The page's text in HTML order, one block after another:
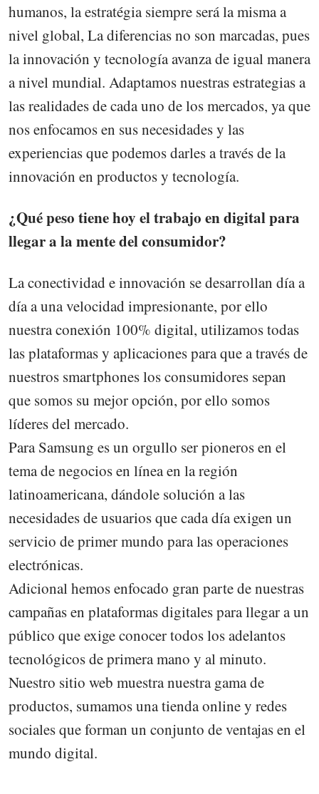
humanos, la estratégia siempre será la misma a
nivel global, La diferencias no son marcadas, pues
la innovación y tecnología avanza de igual manera
a nivel mundial. Adaptamos nuestras estrategias a
las realidades de cada uno de los mercados, ya que
nos enfocamos en sus necesidades y las
experiencias que podemos darles a través de la
innovación en productos y tecnología.
¿Qué peso tiene hoy el trabajo en digital para
llegar a la mente del consumidor?
La conectividad e innovación se desarrollan día a
día a una velocidad impresionante, por ello
nuestra conexión 100% digital, utilizamos todas
las plataformas y aplicaciones para que a través de
nuestros smartphones los consumidores sepan
que somos su mejor opción, por ello somos
líderes del mercado.
Para Samsung es un orgullo ser pioneros en el
tema de negocios en línea en la región
latinoamericana, dándole solución a las
necesidades de usuarios que cada día exigen un
servicio de primer mundo para las operaciones
electrónicas.
Adicional hemos enfocado gran parte de nuestras
campañas en plataformas digitales para llegar a un
público que exige conocer todos los adelantos
tecnológicos de primera mano y al minuto.
Nuestro sitio web muestra nuestra gama de
productos, sumamos una tienda online y redes
sociales que forman un conjunto de ventajas en el
mundo digital.